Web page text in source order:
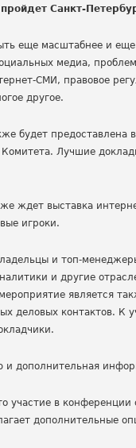
Санкт-
еще масштабнее и
медиа,
СМИ, правовое
другое.
будет
Лучшие
ждет выставка
игроки.
и топ-
и другие
является
деловых контактов. К
и дополнительная
участие в конференции
дополнительные